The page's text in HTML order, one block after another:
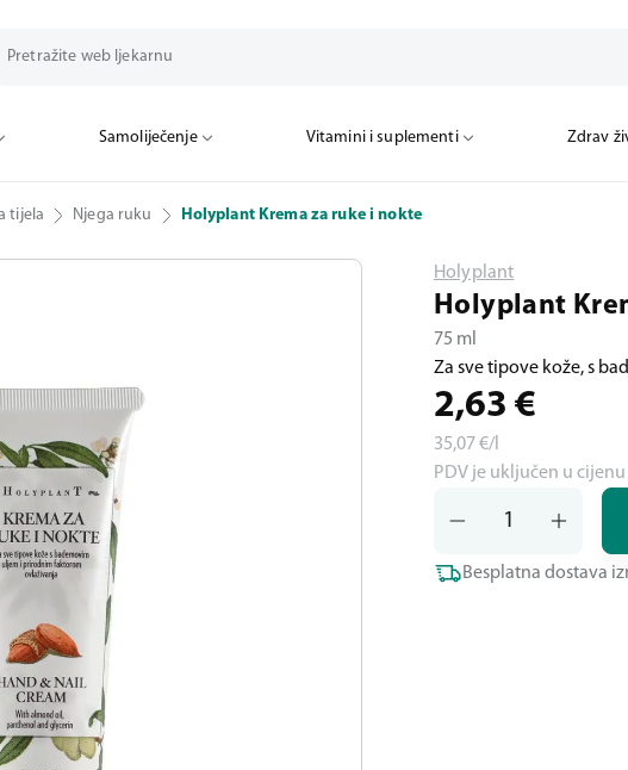
Samoliječenje Vitamini i suplementi Zdrav
tijela Njega ruku Holyplant Krema za ruke i nokte
Holyplant
Holyplant
75 ml
Za sve tipove kože, s
2,63 €
35,07 €/l
PDV je uključen u
Besplatna dostava